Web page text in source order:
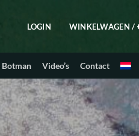
LOGIN WINKELWAGEN /
Botman Video’s Contact